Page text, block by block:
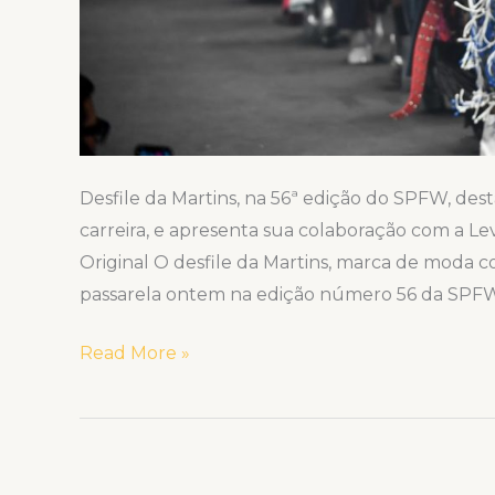
Desfile da Martins, na 56ª edição do SPFW,
carreira, e apresenta sua colaboração com a
Original O desfile da Martins, marca de moda
passarela ontem na edição número 56 da
Read More »